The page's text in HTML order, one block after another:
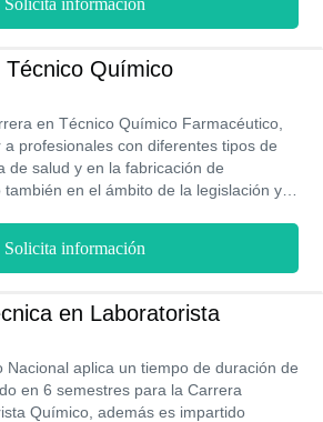
relativas a cada etapa de
que los profesionales con este título
mes. Es dictada en 2 de sus sedes:
y en Miguel Hidalgo-ENCB.
Solicita información
Químico
en Técnico Químico Farmacéutico,
profesionales con diferentes tipos de
de salud y en la fabricación de
en el ámbito de la legislación y la
Solicita información
en Laboratorista
Nacional aplica un tiempo de duración de
en 6 semestres para la Carrera
Químico, además es impartido